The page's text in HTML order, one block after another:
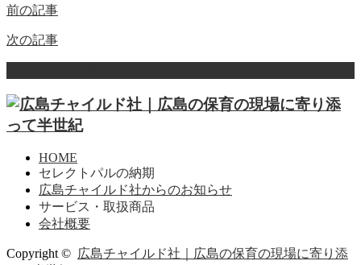
前の記事
次の記事
HOME
セレクトパルの納期
広島チャイルド社からのお知らせ
サービス・取扱商品
会社概要
Copyright © 広島チャイルド社｜広島の保育の現場に寄り添